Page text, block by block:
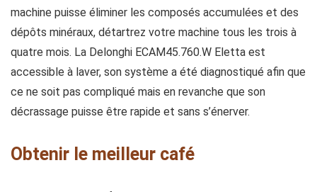
machine puisse éliminer les composés accumulées et des
dépôts minéraux, détartrez votre machine tous les trois à
quatre mois. La Delonghi ECAM45.760.W Eletta est
accessible à laver, son système a été diagnostiqué afin que
ce ne soit pas compliqué mais en revanche que son
décrassage puisse être rapide et sans s’énerver.
Obtenir le meilleur café